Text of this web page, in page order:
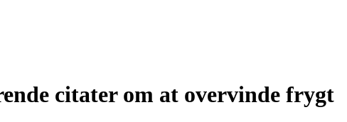
citater om at overvinde frygt